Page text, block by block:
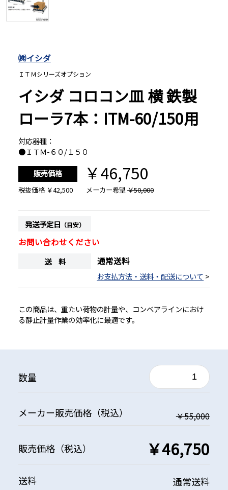
色々な計測器
㈱イシダ
ＩＴＭシリーズオプション
イシダ コロコン皿 横 鉄製
ローラ7本：ITM-60/150用
対応器種：
●ＩＴＭ-６０/１５０
販売価格 ￥46,750
税抜価格 ￥42,500 メーカー希望￥50,000
発送予定日 （目安）
お問い合わせください
送 料 通常送料
お支払方法・送料・配送について >
この商品は、重たい荷物の計量や、コンベアラインにおけ
る静止計量作業の効率化に最適です。
数量
メーカー販売価格（税込） ￥55,000
販売価格（税込） ￥46,750
送料 通常送料